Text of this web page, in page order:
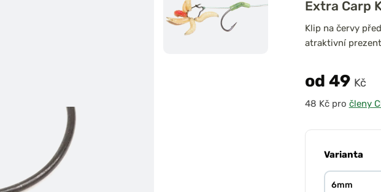
Extra Carp
Klip na červy
atraktivní
od 49 Kč
pro členy
Varianta
6mm